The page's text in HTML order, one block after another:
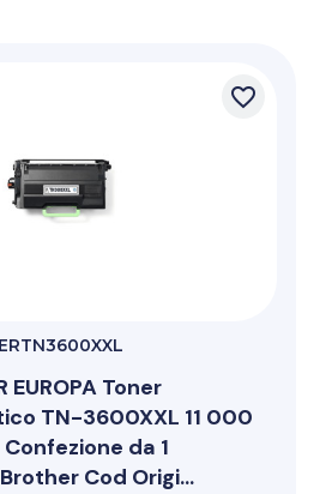
favorite_border
EUROPA Toner
TN-3600XXL 11 000
da 1
Cod Origi...